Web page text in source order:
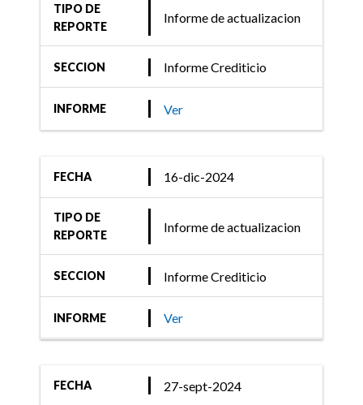
TIPO DE
REPORTE
Informe de actualizacion
SECCION Informe Crediticio
INFORME Ver
FECHA 16-dic-2024
TIPO DE
REPORTE
Informe de actualizacion
SECCION Informe Crediticio
INFORME Ver
FECHA 27-sept-2024